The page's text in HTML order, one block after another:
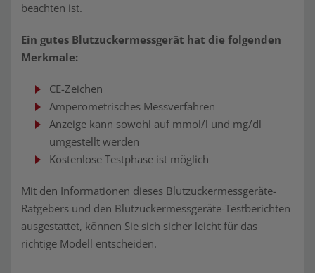
beachten ist.
Ein gutes Blutzuckermessgerät hat die folgenden
Merkmale:
CE-Zeichen
Amperometrisches Messverfahren
Anzeige kann sowohl auf mmol/l und mg/dl
umgestellt werden
Kostenlose Testphase ist möglich
Mit den Informationen dieses Blutzuckermessgeräte-
Ratgebers und den Blutzuckermessgeräte-Testberichten
ausgestattet, können Sie sich sicher leicht für das
richtige Modell entscheiden.